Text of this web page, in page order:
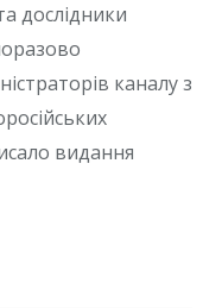
дослідники
каналу з
видання